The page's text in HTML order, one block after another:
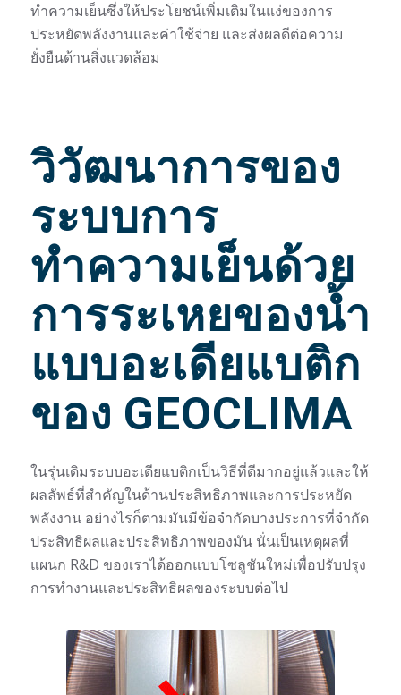
ทำความเย็นซึ่งให้ประโยชน์เพิ่มเติมในแง่ของการ
ประหยัดพลังงานและค่าใช้จ่าย และส่งผลดีต่อความ
ยั่งยืนด้านสิ่งแวดล้อม
วิวัฒนาการของ
ระบบการ
ทำความเย็นด้วย
การระเหยของน้ำ
แบบอะเดียแบติก
ของ GEOCLIMA
ในรุ่นเดิมระบบอะเดียแบติกเป็นวิธีที่ดีมากอยู่แล้วและให้
ผลลัพธ์ที่สำคัญในด้านประสิทธิภาพและการประหยัด
พลังงาน อย่างไรก็ตามมันมีข้อจำกัดบางประการที่จำกัด
ประสิทธิผลและประสิทธิภาพของมัน นั่นเป็นเหตุผลที่
แผนก R&D ของเราได้ออกแบบโซลูชันใหม่เพื่อปรับปรุง
การทำงานและประสิทธิผลของระบบต่อไป